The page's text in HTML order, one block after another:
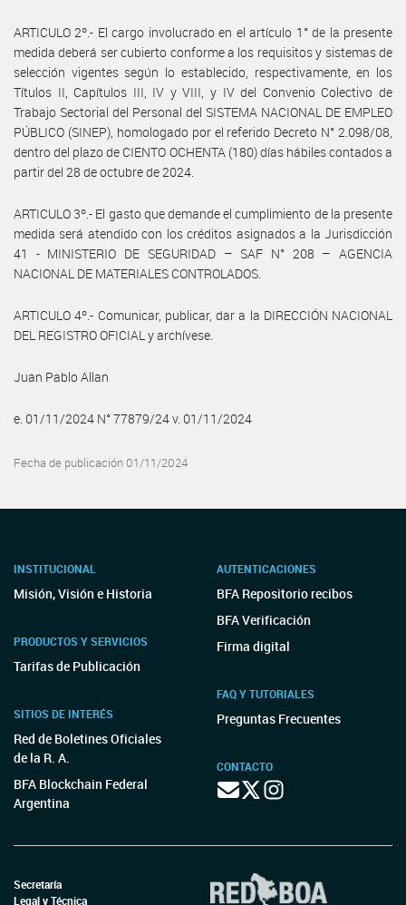
ARTICULO 2º.- El cargo involucrado en el artículo 1° de la presente
medida deberá ser cubierto conforme a los requisitos y sistemas de
selección vigentes según lo establecido, respectivamente, en los
Títulos II, Capítulos III, IV y VIII, y IV del Convenio Colectivo de
Trabajo Sectorial del Personal del SISTEMA NACIONAL DE EMPLEO
PÚBLICO (SINEP), homologado por el referido Decreto N° 2.098/08,
dentro del plazo de CIENTO OCHENTA (180) días hábiles contados a
partir del 28 de octubre de 2024.
ARTICULO 3º.- El gasto que demande el cumplimiento de la presente
medida será atendido con los créditos asignados a la Jurisdicción
41 - MINISTERIO DE SEGURIDAD – SAF N° 208 – AGENCIA
NACIONAL DE MATERIALES CONTROLADOS.
ARTICULO 4º.- Comunicar, publicar, dar a la DIRECCIÓN NACIONAL
DEL REGISTRO OFICIAL y archívese.
Juan Pablo Allan
e. 01/11/2024 N° 77879/24 v. 01/11/2024
Fecha de publicación 01/11/2024
INSTITUCIONAL
Misión, Visión e Historia
PRODUCTOS Y SERVICIOS
Tarifas de Publicación
SITIOS DE INTERÉS
Red de Boletines Oficiales
de la R. A.
BFA Blockchain Federal
Argentina
AUTENTICACIONES
BFA Repositorio recibos
BFA Verificación
Firma digital
FAQ Y TUTORIALES
Preguntas Frecuentes
CONTACTO
Secretaría
Legal y Técnica